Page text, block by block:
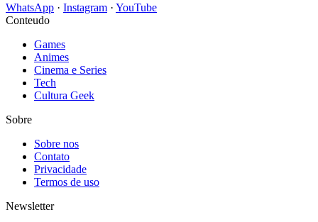
WhatsApp · Instagram · YouTube
Conteudo
Games
Animes
Cinema e Series
Tech
Cultura Geek
Sobre
Sobre nos
Contato
Privacidade
Termos de uso
Newsletter